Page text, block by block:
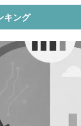
キング